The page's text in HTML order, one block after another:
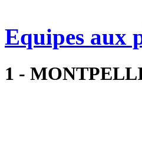
Equipes aux
1 -